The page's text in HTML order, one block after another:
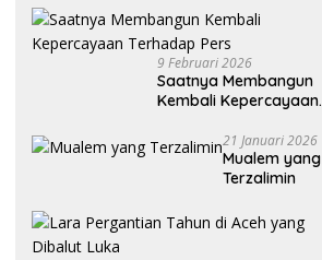
9 Februari 2026
Saatnya Membangun
Kembali Kepercayaan
21 Januari 2026
Mualem yang
Terzalimin